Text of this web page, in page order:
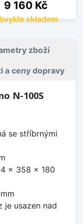
Cena
9 160 Kč
skladem
zboží
a ceny dopravy
N-100S
se stříbrnými
x 358 x 180
je usazen nad